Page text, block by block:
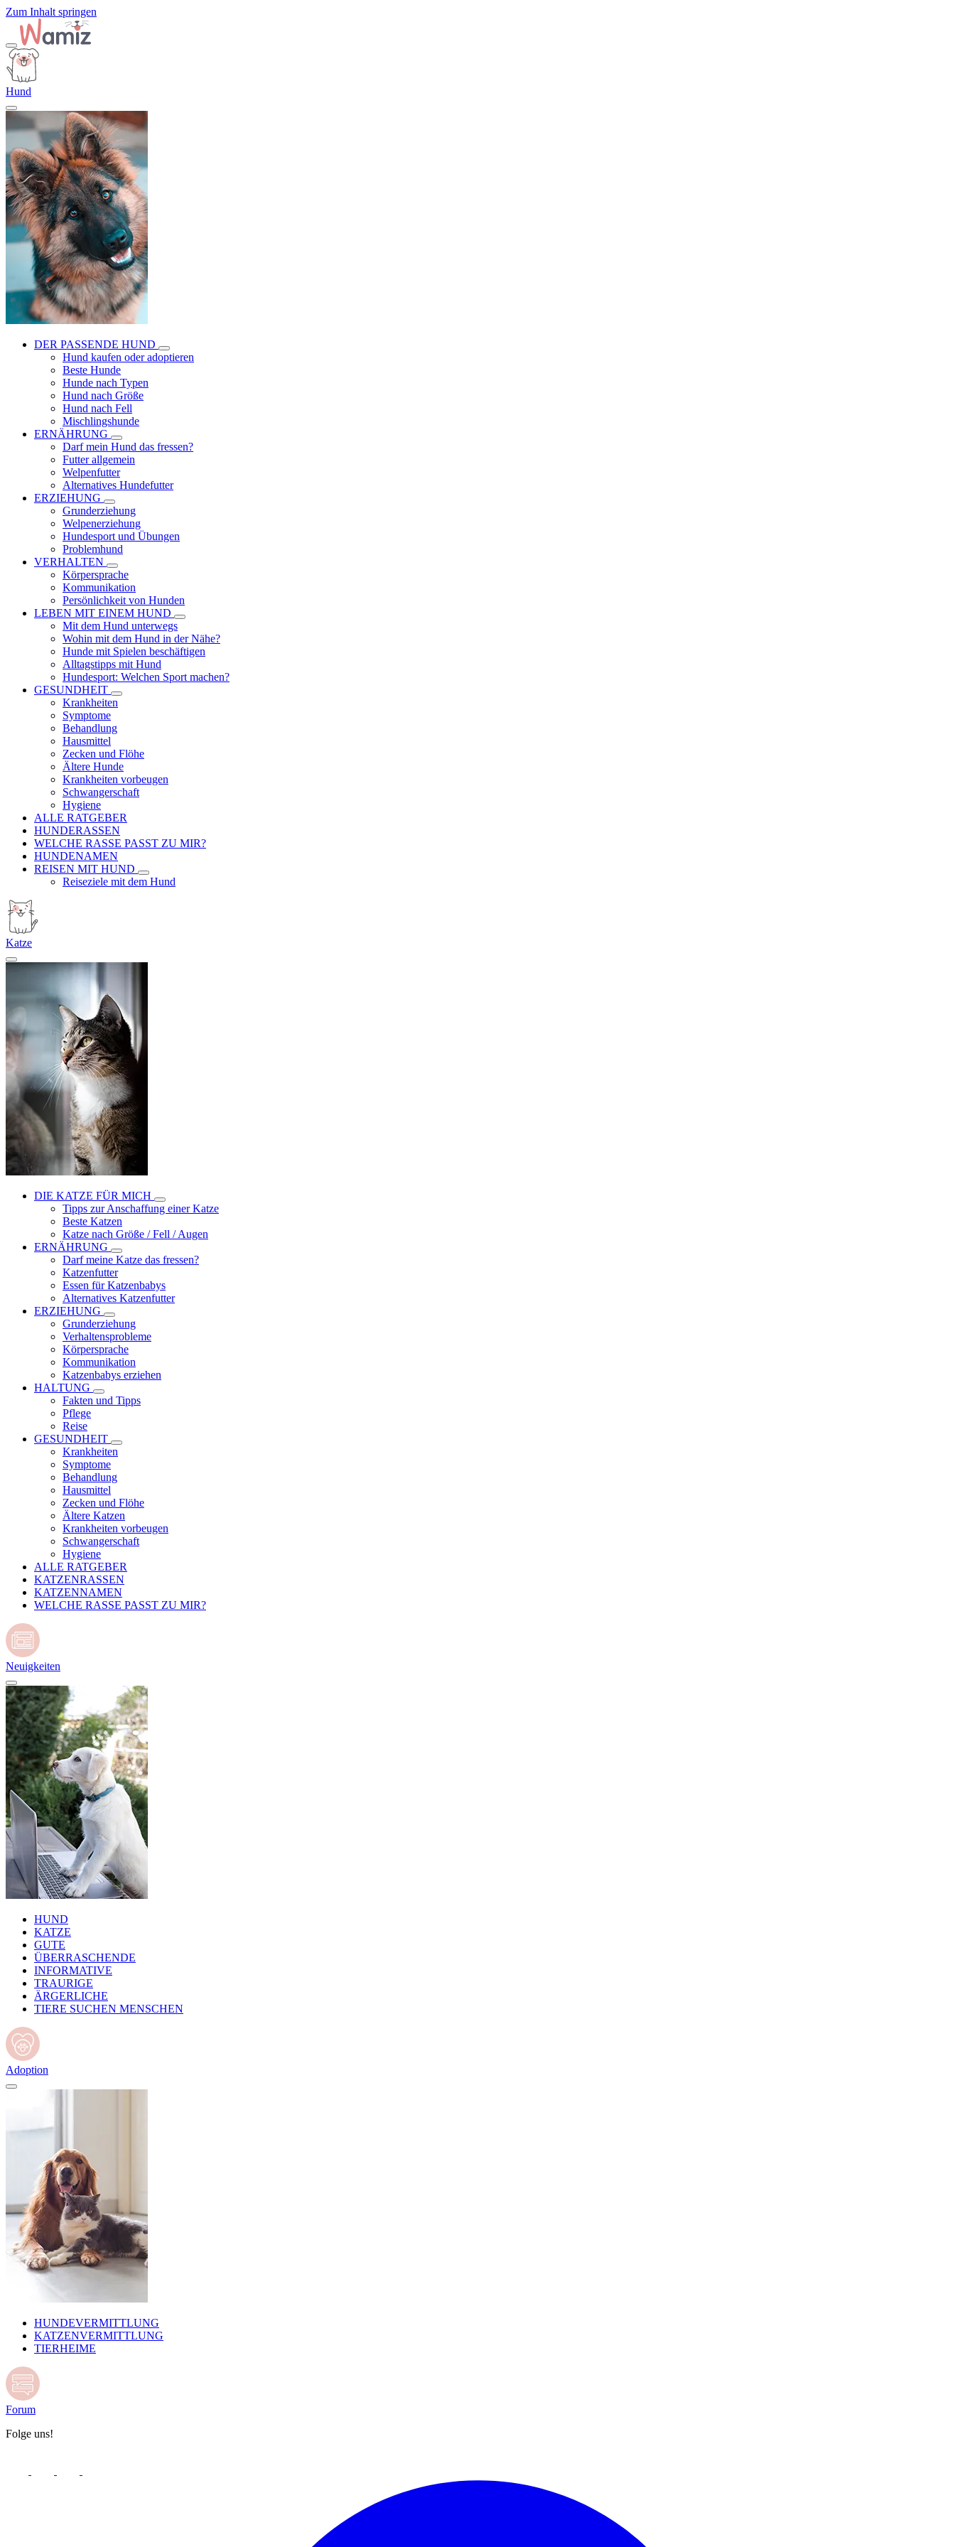
Zum Inhalt springen
Hund
DER PASSENDE HUND
Hund kaufen oder adoptieren
Beste Hunde
Hunde nach Typen
Hund nach Größe
Hund nach Fell
Mischlingshunde
ERNÄHRUNG
Darf mein Hund das fressen?
Futter allgemein
Welpenfutter
Alternatives Hundefutter
ERZIEHUNG
Grunderziehung
Welpenerziehung
Hundesport und Übungen
Problemhund
VERHALTEN
Körpersprache
Kommunikation
Persönlichkeit von Hunden
LEBEN MIT EINEM HUND
Mit dem Hund unterwegs
Wohin mit dem Hund in der Nähe?
Hunde mit Spielen beschäftigen
Alltagstipps mit Hund
Hundesport: Welchen Sport machen?
GESUNDHEIT
Krankheiten
Symptome
Behandlung
Hausmittel
Zecken und Flöhe
Ältere Hunde
Krankheiten vorbeugen
Schwangerschaft
Hygiene
ALLE RATGEBER
HUNDERASSEN
WELCHE RASSE PASST ZU MIR?
HUNDENAMEN
REISEN MIT HUND
Reiseziele mit dem Hund
Katze
DIE KATZE FÜR MICH
Tipps zur Anschaffung einer Katze
Beste Katzen
Katze nach Größe / Fell / Augen
ERNÄHRUNG
Darf meine Katze das fressen?
Katzenfutter
Essen für Katzenbabys
Alternatives Katzenfutter
ERZIEHUNG
Grunderziehung
Verhaltensprobleme
Körpersprache
Kommunikation
Katzenbabys erziehen
HALTUNG
Fakten und Tipps
Pflege
Reise
GESUNDHEIT
Krankheiten
Symptome
Behandlung
Hausmittel
Zecken und Flöhe
Ältere Katzen
Krankheiten vorbeugen
Schwangerschaft
Hygiene
ALLE RATGEBER
KATZENRASSEN
KATZENNAMEN
WELCHE RASSE PASST ZU MIR?
Neuigkeiten
HUND
KATZE
GUTE
ÜBERRASCHENDE
INFORMATIVE
TRAURIGE
ÄRGERLICHE
TIERE SUCHEN MENSCHEN
Adoption
HUNDEVERMITTLUNG
KATZENVERMITTLUNG
TIERHEIME
Forum
Folge uns!